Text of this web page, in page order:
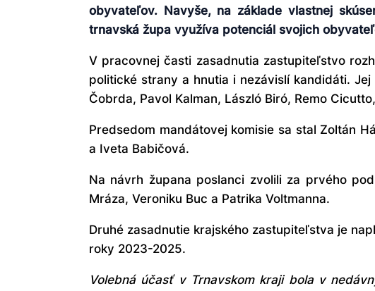
obyvateľov. Navyše, na základe vlastnej
trnavská župa využíva potenciál svojich
V pracovnej časti zasadnutia zastupiteľstvo
politické strany a hnutia i nezávislí kandidáti.
Čobrda, Pavol Kalman, László Biró, Remo
Predsedom mandátovej komisie sa stal Zoltán
a Iveta Babičová.
Na návrh župana poslanci zvolili za prvého
Mráza, Veroniku Buc a Patrika Voltmanna.
Druhé zasadnutie krajského zastupiteľstva je
roky 2023-2025.
Volebná účasť v Trnavskom kraji bola v